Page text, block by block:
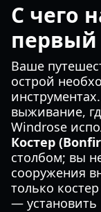
С чего
первый
Ваше
острой
выживание,
Windrose
Костер
столбом; вы
сооружения
только
— установить